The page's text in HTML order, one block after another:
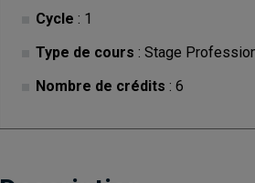
Cycle : 1
Type de cours : Stage
Nombre de crédits : 6